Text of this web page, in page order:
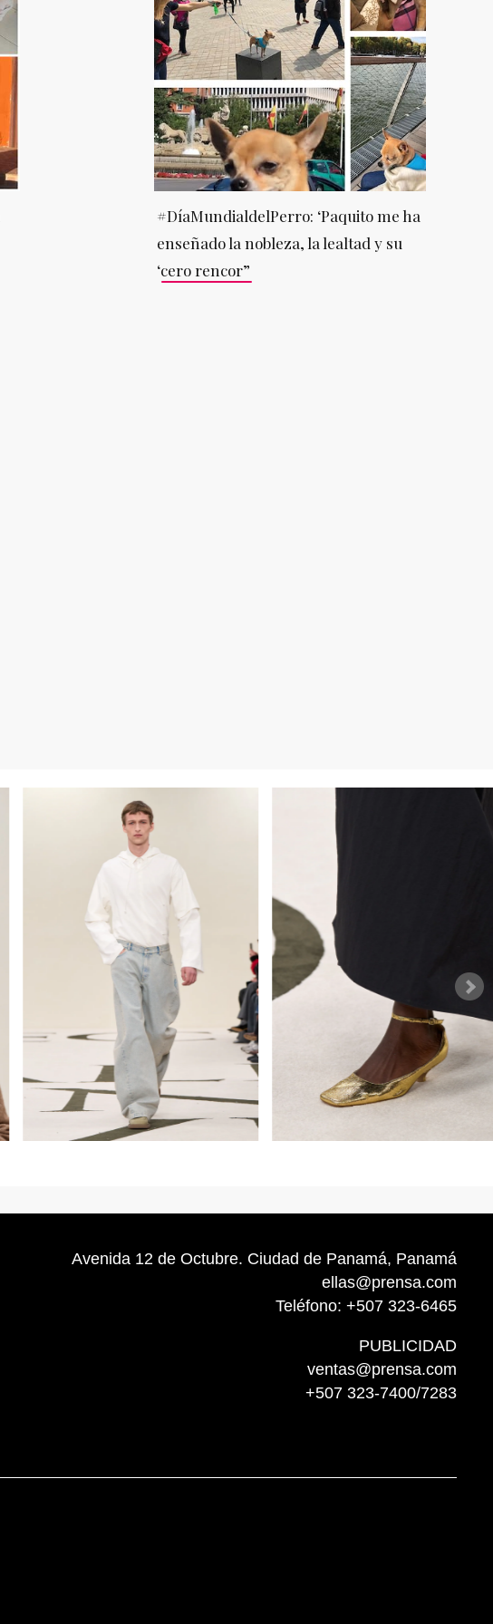
#DíaMundialdelPerro: ‘Paquito me ha
enseñado la nobleza, la lealtad y su
‘cero rencor”
Avenida 12 de Octubre. Ciudad de Panamá, Panamá
ellas@prensa.com
Teléfono: +507 323-6465
PUBLICIDAD
ventas@prensa.com
+507 323-7400/7283